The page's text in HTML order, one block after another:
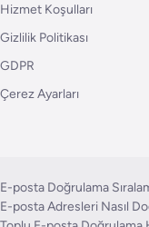
Hizmet Koşulları
Gizlilik Politikası
GDPR
Çerez Ayarları
E-posta Doğrulama
E-posta Adresleri Nasıl